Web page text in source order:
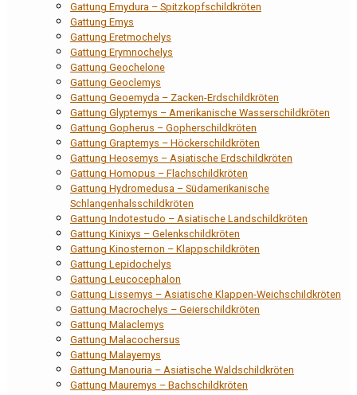
Gattung Emydura – Spitzkopfschildkröten
Gattung Emys
Gattung Eretmochelys
Gattung Erymnochelys
Gattung Geochelone
Gattung Geoclemys
Gattung Geoemyda – Zacken-Erdschildkröten
Gattung Glyptemys – Amerikanische Wasserschildkröten
Gattung Gopherus – Gopherschildkröten
Gattung Graptemys – Höckerschildkröten
Gattung Heosemys – Asiatische Erdschildkröten
Gattung Homopus – Flachschildkröten
Gattung Hydromedusa – Südamerikanische
Schlangenhalsschildkröten
Gattung Indotestudo – Asiatische Landschildkröten
Gattung Kinixys – Gelenkschildkröten
Gattung Kinosternon – Klappschildkröten
Gattung Lepidochelys
Gattung Leucocephalon
Gattung Lissemys – Asiatische Klappen-Weichschildkröten
Gattung Macrochelys – Geierschildkröten
Gattung Malaclemys
Gattung Malacochersus
Gattung Malayemys
Gattung Manouria – Asiatische Waldschildkröten
Gattung Mauremys – Bachschildkröten